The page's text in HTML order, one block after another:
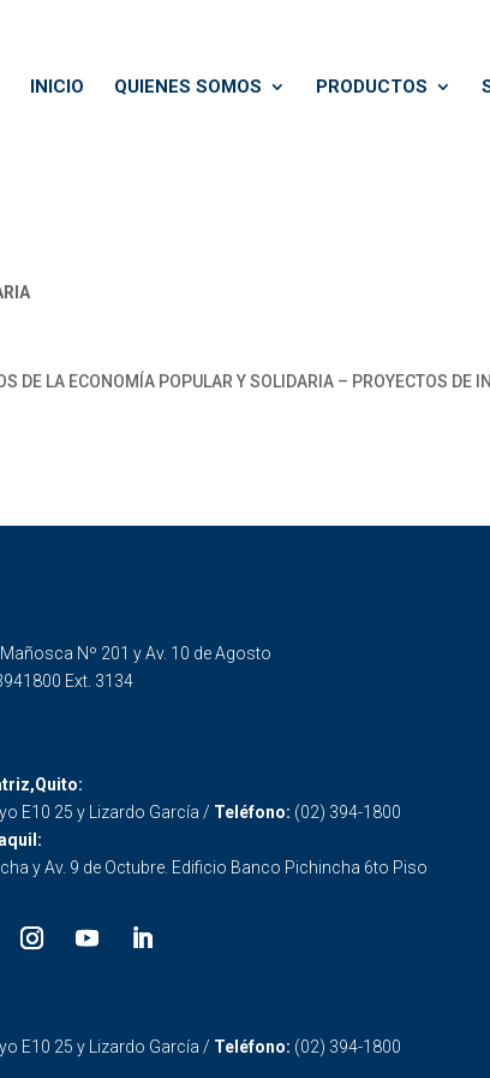
INICIO QUIENES SOMOS PRODUCTOS
DE LA ECONOMÍA POPULAR Y SOLIDARIA – PROYECTOS DE
Mañosca Nº 201 y Av. 10 de Agosto
Ext. 3134
E10 25 y Lizardo García / Teléfono: (02) 394-1800
y Av. 9 de Octubre. Edificio Banco Pichincha 6to Piso
E10 25 y Lizardo García / Teléfono: (02) 394-1800